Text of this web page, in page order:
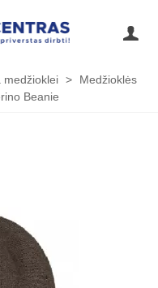
medžioklei >
Medžioklės
Beanie